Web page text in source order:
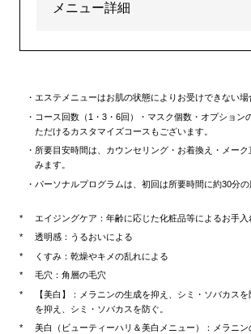
メニュー詳細
エステメニューはお肌の状態によりお受けできない場
コース回数（1・3・6回）・マスク個数・オプション
ただけるカスタマイズコースもございます。
所要目安時間は、カウンセリング・お着換え・メー
みます。
パーソナルプログラムは、初回は所要時間に約30分の
エイジングケア：年齢に応じた化粧品等によるお手入
透明感：うるおいによる
くすみ：乾燥やキメの乱れによる
毛穴：角層の毛穴
【美白】：メラニンの生成を抑え、シミ・ソバカス
を抑え、シミ・ソバカスを防ぐ。
美白（ビューティーハリ＆美白メニュー）：メラニン